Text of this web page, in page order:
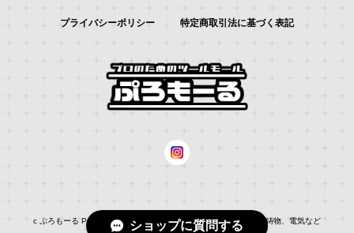
プライバシーポリシー 特定商取引法に基づく表記
c ぷろもーる ProMALL：総合通販サイト：：自動車補修、建築、鋳物、電気など
ショップに質問する